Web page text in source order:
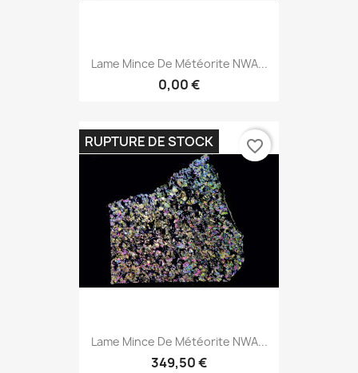
Lame Mince De Météorite NWA...
0,00 €
Lame Mince De Météorite NWA...
349,50 €
RUPTURE DE STOCK favorite_border